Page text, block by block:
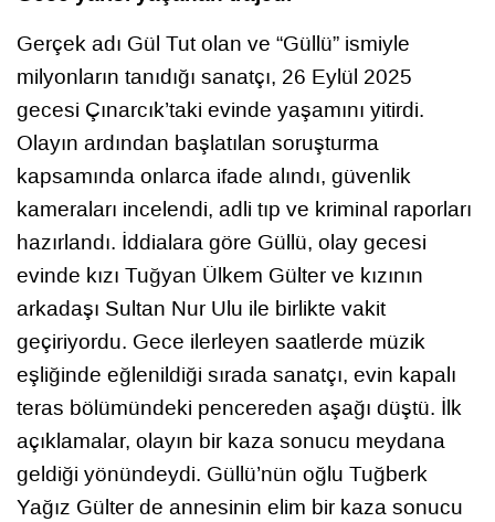
Gerçek adı Gül Tut olan ve “Güllü” ismiyle
milyonların tanıdığı sanatçı, 26 Eylül 2025
gecesi Çınarcık’taki evinde yaşamını yitirdi.
Olayın ardından başlatılan soruşturma
kapsamında onlarca ifade alındı, güvenlik
kameraları incelendi, adli tıp ve kriminal raporları
hazırlandı. İddialara göre Güllü, olay gecesi
evinde kızı Tuğyan Ülkem Gülter ve kızının
arkadaşı Sultan Nur Ulu ile birlikte vakit
geçiriyordu. Gece ilerleyen saatlerde müzik
eşliğinde eğlenildiği sırada sanatçı, evin kapalı
teras bölümündeki pencereden aşağı düştü. İlk
açıklamalar, olayın bir kaza sonucu meydana
geldiği yönündeydi. Güllü’nün oğlu Tuğberk
Yağız Gülter de annesinin elim bir kaza sonucu